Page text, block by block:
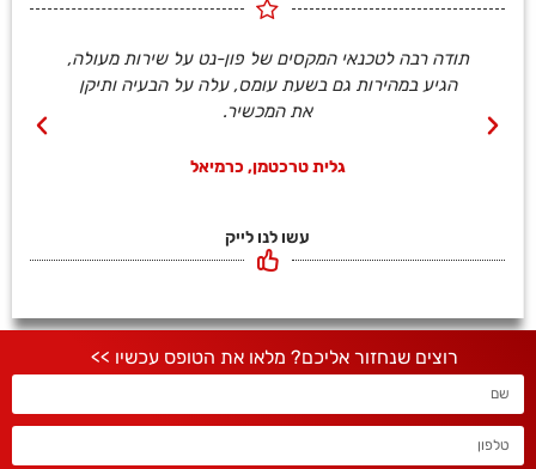
תודה רבה לטכנאי המקסים של פון-נט על שירות מעולה,
הגיע במהירות גם בשעת עומס, עלה על הבעיה ותיקן
את המכשיר.
גלית טרכטמן, כרמיאל
עשו לנו לייק
רוצים שנחזור אליכם? מלאו את הטופס עכשיו >>